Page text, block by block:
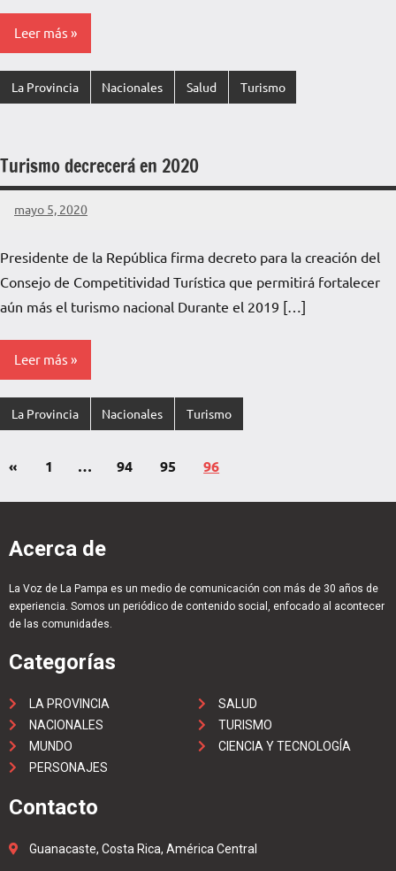
Leer más
La Provincia Nacionales Salud Turismo
Turismo decrecerá en 2020
mayo 5, 2020
La
de
La
Pampa
No
comentarios
Presidente de la República firma decreto para la creación del
Consejo de Competitividad Turística que permitirá fortalecer
aún más el turismo nacional Durante el 2019 […]
Leer más
La Provincia Nacionales Turismo
« 1 … 94 95 96
Acerca de
La Voz de La Pampa es un medio de comunicación con más de 30 años de
experiencia. Somos un periódico de contenido social, enfocado al acontecer
de las comunidades.
Categorías
LA PROVINCIA
NACIONALES
MUNDO
PERSONAJES
SALUD
TURISMO
CIENCIA Y TECNOLOGÍA
Contacto
Guanacaste, Costa Rica, América Central